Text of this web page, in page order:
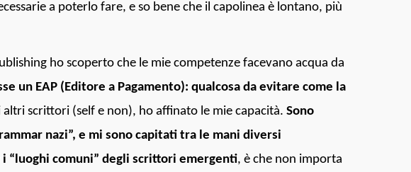
a poterlo fare, e so bene che il capolinea è lontano, più
ho scoperto che le mie competenze facevano acqua da
un EAP (Editore a Pagamento): qualcosa da evitare come la
scrittori (self e non), ho affinato le mie capacità. Sono
nazi”, e mi sono capitati tra le mani diversi
“luoghi comuni” degli scrittori emergenti, è che non importa